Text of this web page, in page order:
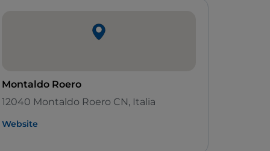
Montaldo Roero
12040 Montaldo Roero CN, Italia
Website